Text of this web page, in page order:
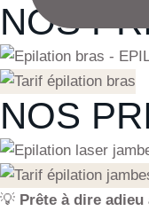
NOS
NOS
💡 Prête à dire